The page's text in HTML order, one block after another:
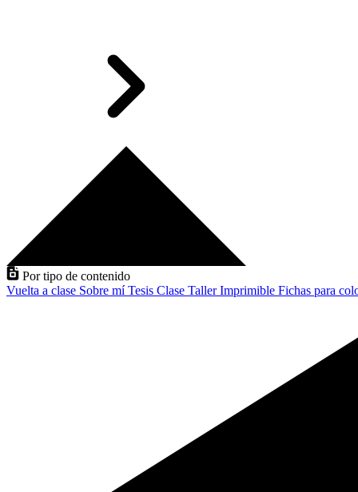
Por tipo de contenido
Vuelta a clase Sobre míTesis Clase TallerImprimible Fichas para